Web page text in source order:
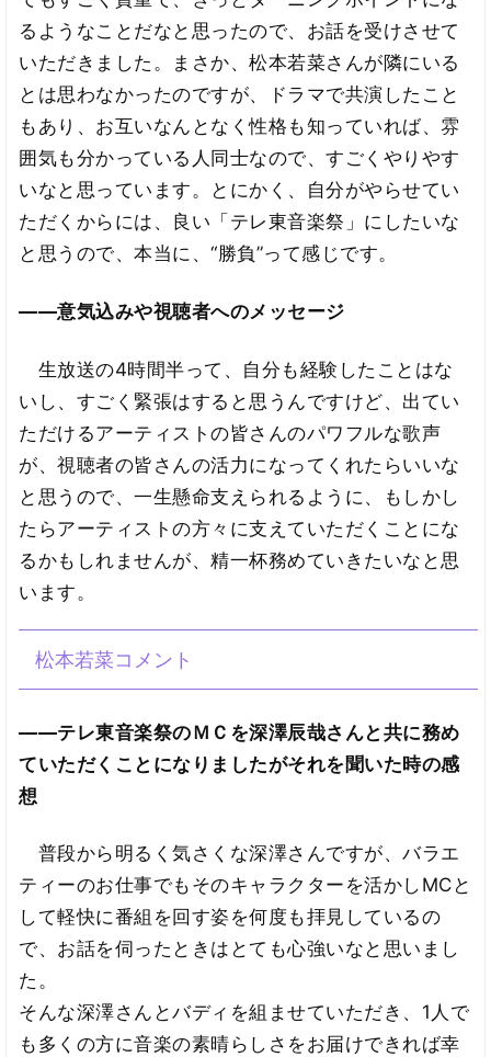
るようなことだなと思ったので、お話を受けさせて
いただきました。まさか、松本若菜さんが隣にいる
とは思わなかったのですが、ドラマで共演したこと
もあり、お互いなんとなく性格も知っていれば、雰
囲気も分かっている人同士なので、すごくやりやす
いなと思っています。とにかく、自分がやらせてい
ただくからには、良い「テレ東音楽祭」にしたいな
と思うので、本当に、“勝負”って感じです。
――意気込みや視聴者へのメッセージ
生放送の4時間半って、自分も経験したことはな
いし、すごく緊張はすると思うんですけど、出てい
ただけるアーティストの皆さんのパワフルな歌声
が、視聴者の皆さんの活力になってくれたらいいな
と思うので、一生懸命支えられるように、もしかし
たらアーティストの方々に支えていただくことにな
るかもしれませんが、精一杯務めていきたいなと思
います。
松本若菜コメント
――テレ東音楽祭のＭＣを深澤辰哉さんと共に務め
ていただくことになりましたがそれを聞いた時の感
想
普段から明るく気さくな深澤さんですが、バラエ
ティーのお仕事でもそのキャラクターを活かしMCと
して軽快に番組を回す姿を何度も拝見しているの
で、お話を伺ったときはとても心強いなと思いまし
た。
そんな深澤さんとバディを組ませていただき、1人で
も多くの方に音楽の素晴らしさをお届けできれば幸